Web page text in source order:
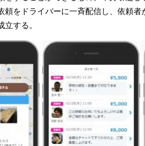
頼をドライバーに一斉配信し、依頼者
する。